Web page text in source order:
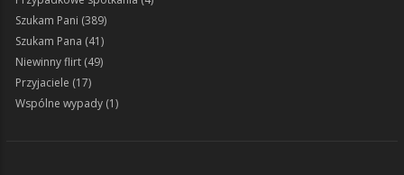
Szukam Pani (389)
Szukam Pana (41)
Niewinny flirt (49)
Przyjaciele (17)
Wspólne wypady (1)